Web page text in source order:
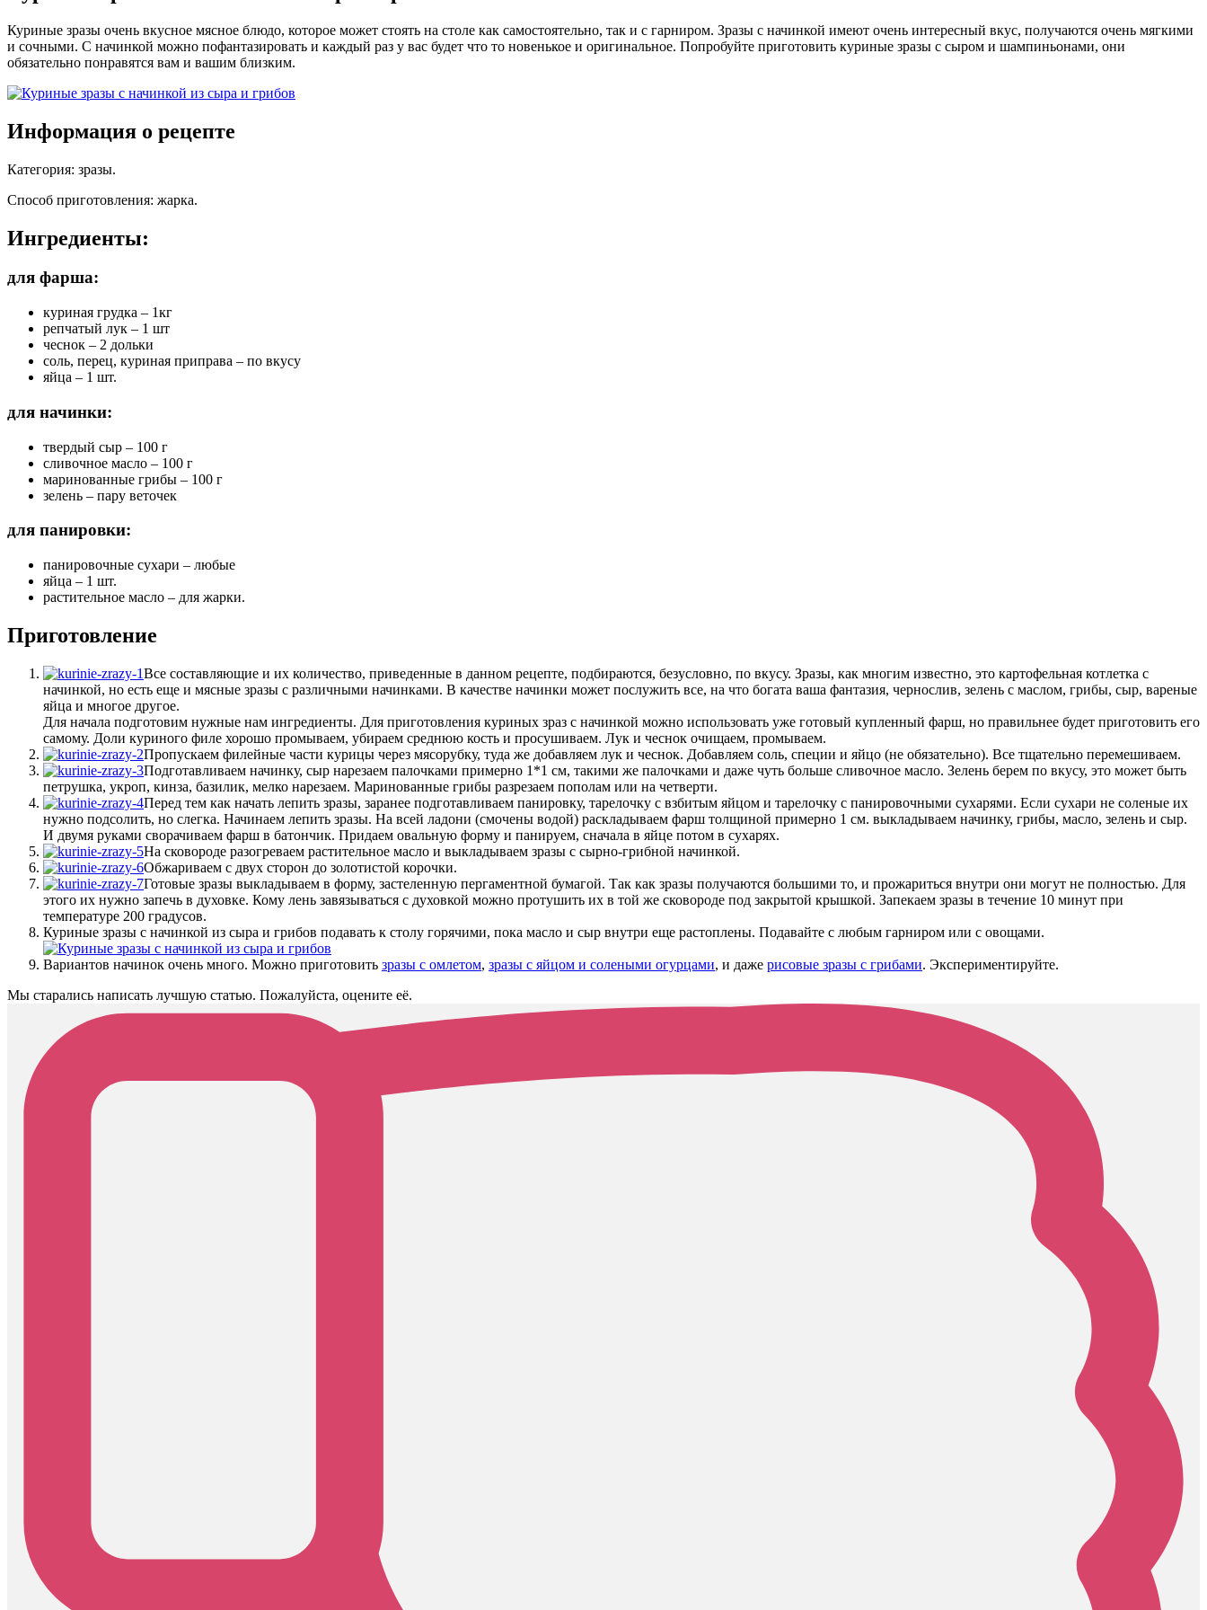
Куриные зразы очень вкусное мясное блюдо, которое может стоять на столе как самостоятельно, так и с гарниром. Зразы с начинкой имеют очень интересный вкус, получаются очень мягкими
и сочными. С начинкой можно пофантазировать и каждый раз у вас будет что то новенькое и оригинальное. Попробуйте приготовить куриные зразы с сыром и шампиньонами, они
обязательно понравятся вам и вашим близким.
Информация о рецепте
Категория: зразы.
Способ приготовления: жарка.
Ингредиенты:
для фарша:
куриная грудка – 1кг
репчатый лук – 1 шт
чеснок – 2 дольки
соль, перец, куриная приправа – по вкусу
яйца – 1 шт.
для начинки:
твердый сыр – 100 г
сливочное масло – 100 г
маринованные грибы – 100 г
зелень – пару веточек
для панировки:
панировочные сухари – любые
яйца – 1 шт.
растительное масло – для жарки.
Приготовление
Все составляющие и их количество, приведенные в данном рецепте, подбираются, безусловно, по вкусу. Зразы, как многим известно, это картофельная котлетка с
начинкой, но есть еще и мясные зразы с различными начинками. В качестве начинки может послужить все, на что богата ваша фантазия, чернослив, зелень с маслом, грибы, сыр, вареные
яйца и многое другое.
Для начала подготовим нужные нам ингредиенты. Для приготовления куриных зраз с начинкой можно использовать уже готовый купленный фарш, но правильнее будет приготовить его
самому. Доли куриного филе хорошо промываем, убираем среднюю кость и просушиваем. Лук и чеснок очищаем, промываем.
Пропускаем филейные части курицы через мясорубку, туда же добавляем лук и чеснок. Добавляем соль, специи и яйцо (не обязательно). Все тщательно перемешиваем.
Подготавливаем начинку, сыр нарезаем палочками примерно 1*1 см, такими же палочками и даже чуть больше сливочное масло. Зелень берем по вкусу, это может быть
петрушка, укроп, кинза, базилик, мелко нарезаем. Маринованные грибы разрезаем пополам или на четверти.
Перед тем как начать лепить зразы, заранее подготавливаем панировку, тарелочку с взбитым яйцом и тарелочку с панировочными сухарями. Если сухари не соленые их
нужно подсолить, но слегка. Начинаем лепить зразы. На всей ладони (смочены водой) раскладываем фарш толщиной примерно 1 см. выкладываем начинку, грибы, масло, зелень и сыр.
И двумя руками сворачиваем фарш в батончик. Придаем овальную форму и панируем, сначала в яйце потом в сухарях.
На сковороде разогреваем растительное масло и выкладываем зразы с сырно-грибной начинкой.
Обжариваем с двух сторон до золотистой корочки.
Готовые зразы выкладываем в форму, застеленную пергаментной бумагой. Так как зразы получаются большими то, и прожариться внутри они могут не полностью. Для
этого их нужно запечь в духовке. Кому лень завязываться с духовкой можно протушить их в той же сковороде под закрытой крышкой. Запекаем зразы в течение 10 минут при
температуре 200 градусов.
Куриные зразы с начинкой из сыра и грибов подавать к столу горячими, пока масло и сыр внутри еще растоплены. Подавайте с любым гарниром или с овощами.
Вариантов начинок очень много. Можно приготовить зразы с омлетом, зразы с яйцом и солеными огурцами, и даже рисовые зразы с грибами. Экспериментируйте.
Мы старались написать лучшую статью. Пожалуйста, оцените её.